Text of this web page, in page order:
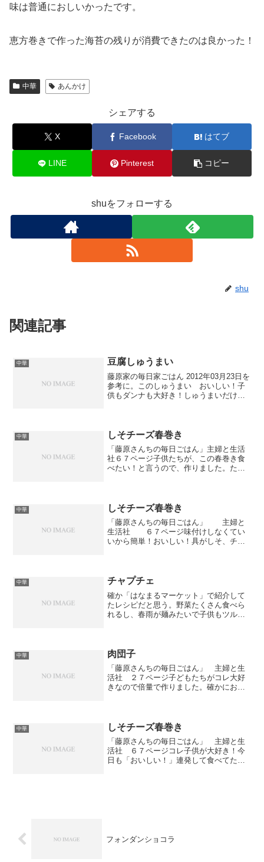
味は普通におしいかったです。
恵方巻きで作った海苔の残りが消費できたのは良かった！
中華 あんかけ
シェアする
X Facebook はてブ
LINE Pinterest コピー
shuをフォローする
shu
関連記事
中華 豆腐しゅうまい
藤原家の毎日家ごはん 2012年03月23日を
参考に。このしゅうまい おいしい！子
供もダンナも大好き！しゅうまいだけど
中華 しそチーズ春巻き
「藤原さんちの毎日ごはん」主婦と生活
社６７ページ子供たちが、この春巻き食
べたい！と言うので、作りました。ただ
てだって。
中華 しそチーズ春巻き
「藤原さんちの毎日ごはん」 主婦と
生活社 ６７ページ味付けしなくてい
いから簡単！おいしい！具がしそ、チー
中華 チャプチェ
確か「はなまるマーケット」で紹介して
たレシピだと思う。野菜たくさん食べら
れるし、春雨が麺みたいで子供もツルツ
中華 肉団子
「藤原さんちの毎日ごはん」 主婦と生
活社 ２７ページ子どもたちがコレ大好
きなので倍量で作りました。確かにおい
中華 しそチーズ春巻き
「藤原さんちの毎日ごはん」 主婦と生
活社 ６７ページコレ子供が大好き！今
日も「おいしい！」連発して食べてた。
フォンダンショコラ